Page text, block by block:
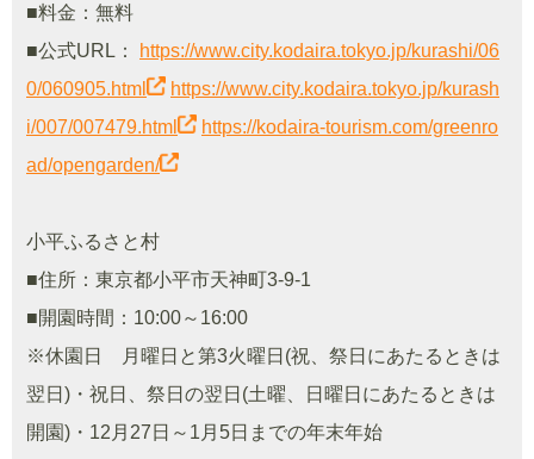
■料金：無料
■公式URL：
https://www.city.kodaira.tokyo.jp/kurashi/06
0/060905.html
https://www.city.kodaira.tokyo.jp/kurash
i/007/007479.html
https://kodaira-tourism.com/greenro
ad/opengarden/
小平ふるさと村
■住所：東京都小平市天神町3-9-1
■開園時間：10:00～16:00
※休園日 月曜日と第3火曜日(祝、祭日にあたるときは
翌日)・祝日、祭日の翌日(土曜、日曜日にあたるときは
開園)・12月27日～1月5日までの年末年始